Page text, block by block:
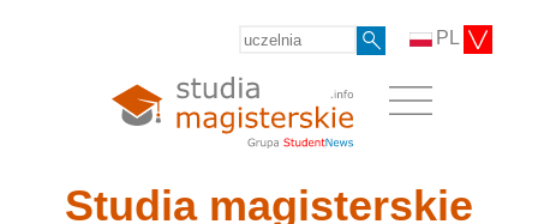
PL
Studia magisterskie